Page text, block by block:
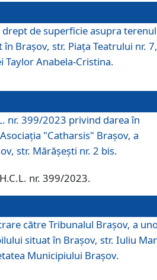
de superficie asupra
Brașov, str. Piața Teatrului nr. 7,
Taylor Anabela-Cristina.
nr. 399/2023 privind darea în
"Catharsis" Brașov, a
str. Mărăşeşti nr. 2 bis.
nr. 399/2023.
către Tribunalul Brașov, a
situat în Brașov, str. Iuliu
Municipiului Brașov.